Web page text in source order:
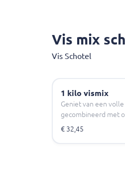
Vis mix
Vis Schotel
1 kilo vismix
Geniet van een
gecombineerd met
€ 32,45